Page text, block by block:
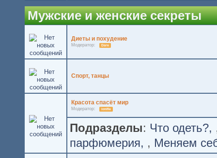
Мужские и женские секреты
Диеты и похудение
Модератор: Dare
Спорт, танцы
Красота спасёт мир
Модератор: ionifie
Подразделы: Что одеть?
парфюмерия
, Меняем